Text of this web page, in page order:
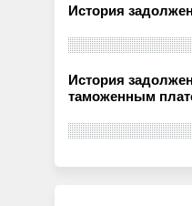
История
История
таможенным